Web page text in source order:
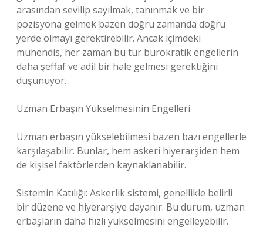
arasından sevilip sayılmak, tanınmak ve bir
pozisyona gelmek bazen doğru zamanda doğru
yerde olmayı gerektirebilir. Ancak içimdeki
mühendis, her zaman bu tür bürokratik engellerin
daha şeffaf ve adil bir hale gelmesi gerektiğini
düşünüyor.
Uzman Erbaşın Yükselmesinin Engelleri
Uzman erbaşın yükselebilmesi bazen bazı engellerle
karşılaşabilir. Bunlar, hem askeri hiyerarşiden hem
de kişisel faktörlerden kaynaklanabilir.
Sistemin Katılığı: Askerlik sistemi, genellikle belirli
bir düzene ve hiyerarşiye dayanır. Bu durum, uzman
erbaşların daha hızlı yükselmesini engelleyebilir.